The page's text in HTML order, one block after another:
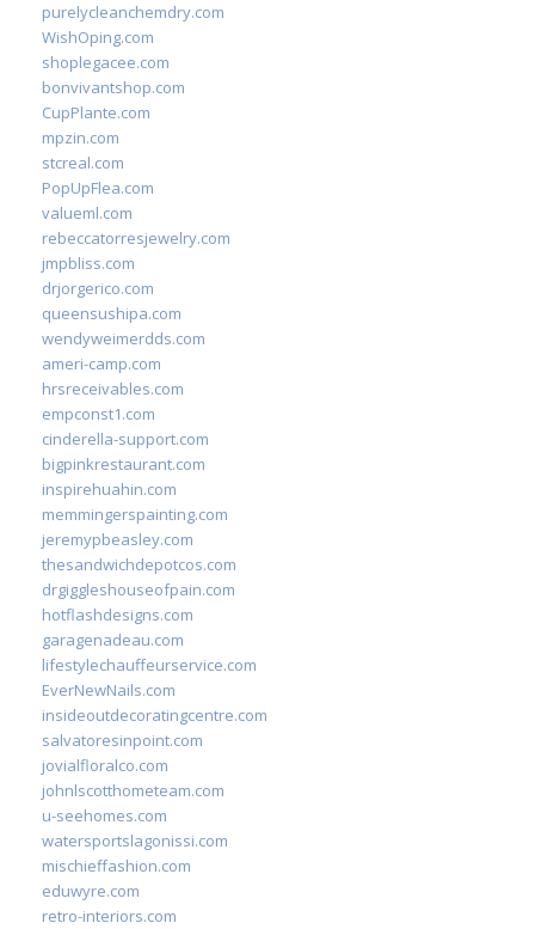
purelycleanchemdry.com
WishOping.com
shoplegacee.com
bonvivantshop.com
CupPlante.com
mpzin.com
stcreal.com
PopUpFlea.com
valueml.com
rebeccatorresjewelry.com
jmpbliss.com
drjorgerico.com
queensushipa.com
wendyweimerdds.com
ameri-camp.com
hrsreceivables.com
empconst1.com
cinderella-support.com
bigpinkrestaurant.com
inspirehuahin.com
memmingerspainting.com
jeremypbeasley.com
thesandwichdepotcos.com
drgiggleshouseofpain.com
hotflashdesigns.com
garagenadeau.com
lifestylechauffeurservice.com
EverNewNails.com
insideoutdecoratingcentre.com
salvatoresinpoint.com
jovialfloralco.com
johnlscotthometeam.com
u-seehomes.com
watersportslagonissi.com
mischieffashion.com
eduwyre.com
retro-interiors.com